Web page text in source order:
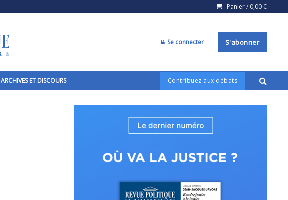
Panier / 0,00€
Se connecter S'abonner
ARCHIVES ET DISCOURS Contribuez aux débats